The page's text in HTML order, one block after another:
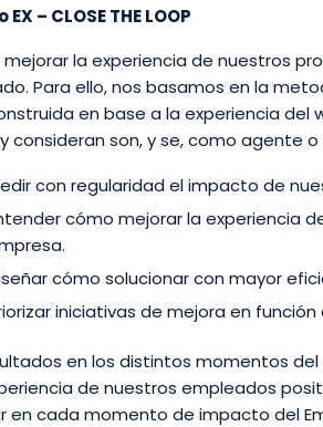
– CLOSE THE LOOP
mejorar la experiencia de nuestros
Para ello, nos basamos en la
en base a la experiencia
consideran son, y se, como agente
con regularidad el impacto de
cómo mejorar la experiencia
cómo solucionar con mayor
iniciativas de mejora en
en los distintos momentos
de nuestros empleados
en cada momento de impacto del